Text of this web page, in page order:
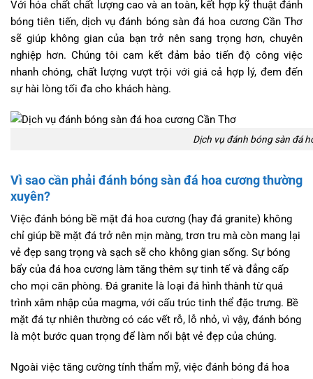
Với hóa chất chất lượng cao và an toàn, kết hợp kỹ thuật đánh
bóng tiên tiến, dịch vụ đánh bóng sàn đá hoa cương Cần Thơ
sẽ giúp không gian của bạn trở nên sang trọng hơn, chuyên
nghiệp hơn. Chúng tôi cam kết đảm bảo tiến độ công việc
nhanh chóng, chất lượng vượt trội với giá cả hợp lý, đem đến
sự hài lòng tối đa cho khách hàng.
Dịch vụ đánh bóng sàn đá
Vì sao cần phải đánh bóng sàn đá hoa cương thường
xuyên?
Việc đánh bóng bề mặt đá hoa cương (hay đá granite) không
chỉ giúp bề mặt đá trở nên mịn màng, trơn tru mà còn mang lại
vẻ đẹp sang trọng và sạch sẽ cho không gian sống. Sự bóng
bẩy của đá hoa cương làm tăng thêm sự tinh tế và đẳng cấp
cho mọi căn phòng. Đá granite là loại đá hình thành từ quá
trình xâm nhập của magma, với cấu trúc tinh thể đặc trưng. Bề
mặt đá tự nhiên thường có các vết rỗ, lỗ nhỏ, vì vậy, đánh bóng
là một bước quan trọng để làm nổi bật vẻ đẹp của chúng.
Ngoài việc tăng cường tính thẩm mỹ, việc đánh bóng đá hoa